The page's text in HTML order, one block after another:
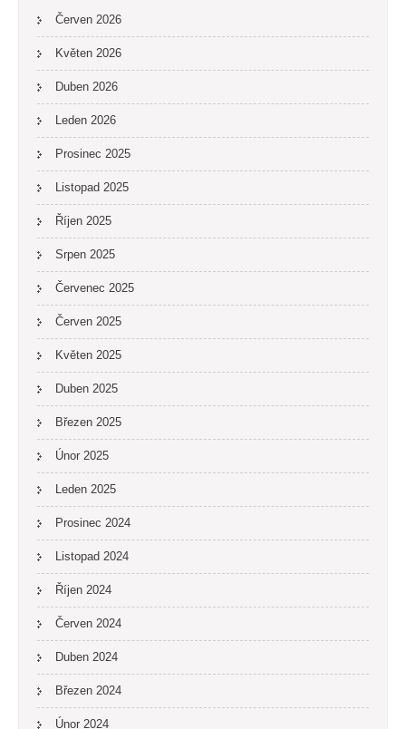
Červen 2026
Květen 2026
Duben 2026
Leden 2026
Prosinec 2025
Listopad 2025
Říjen 2025
Srpen 2025
Červenec 2025
Červen 2025
Květen 2025
Duben 2025
Březen 2025
Únor 2025
Leden 2025
Prosinec 2024
Listopad 2024
Říjen 2024
Červen 2024
Duben 2024
Březen 2024
Únor 2024